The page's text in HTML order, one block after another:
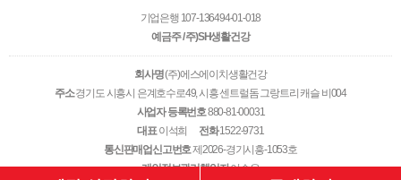
기업은행 107-136494-01-018
예금주 / 주)SH생활건강
회사명(주)에스에이치생활건강
주소경기도 시흥시 은계호수로49, 시흥 센트럴돔 그랑트리 캐슬 비004
사업자 등록번호880-81-00031
대표이석희 전화1522-9731
통신판매업신고번호제2026-경기시흥-1053호
개인정보관리책임자이승우